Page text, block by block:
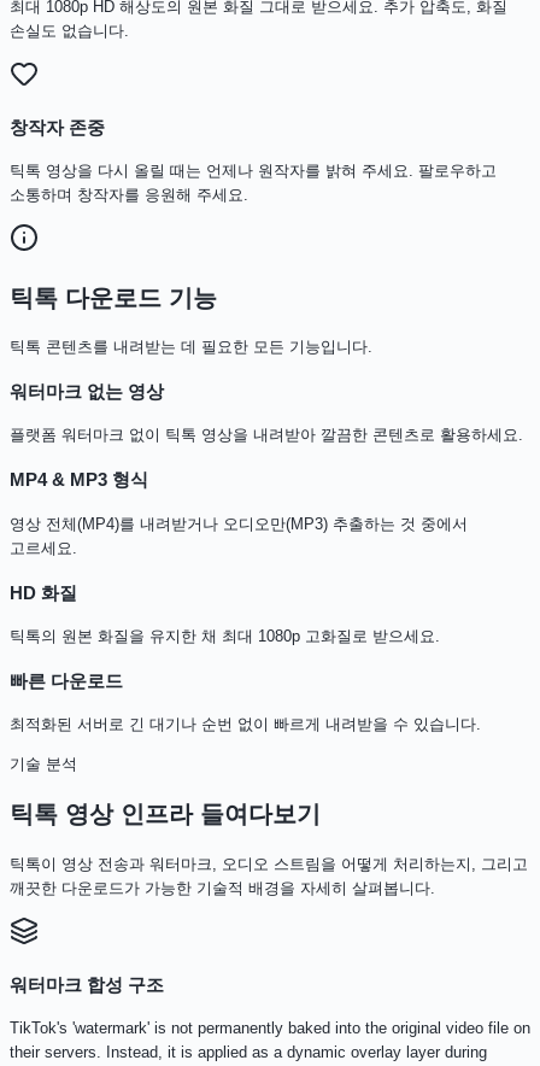
최대 1080p HD 해상도의 원본 화질 그대로 받으세요. 추가 압축도, 화질
손실도 없습니다.
창작자 존중
틱톡 영상을 다시 올릴 때는 언제나 원작자를 밝혀 주세요. 팔로우하고
소통하며 창작자를 응원해 주세요.
틱톡 다운로드 기능
틱톡 콘텐츠를 내려받는 데 필요한 모든 기능입니다.
워터마크 없는 영상
플랫폼 워터마크 없이 틱톡 영상을 내려받아 깔끔한 콘텐츠로 활용하세요.
MP4 & MP3 형식
영상 전체(MP4)를 내려받거나 오디오만(MP3) 추출하는 것 중에서
고르세요.
HD 화질
틱톡의 원본 화질을 유지한 채 최대 1080p 고화질로 받으세요.
빠른 다운로드
최적화된 서버로 긴 대기나 순번 없이 빠르게 내려받을 수 있습니다.
기술 분석
틱톡 영상 인프라 들여다보기
틱톡이 영상 전송과 워터마크, 오디오 스트림을 어떻게 처리하는지, 그리고
깨끗한 다운로드가 가능한 기술적 배경을 자세히 살펴봅니다.
워터마크 합성 구조
TikTok's 'watermark' is not permanently baked into the original video file on
their servers. Instead, it is applied as a dynamic overlay layer during